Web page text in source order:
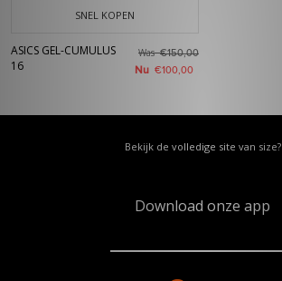
SNEL KOPEN
ASICS GEL-CUMULUS
16
Was€150,00
Nu €100,00
Bekijk de volledige site van size?
Download onze app